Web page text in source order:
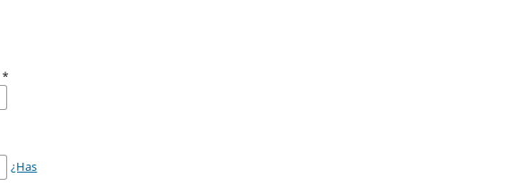
*
¿Has